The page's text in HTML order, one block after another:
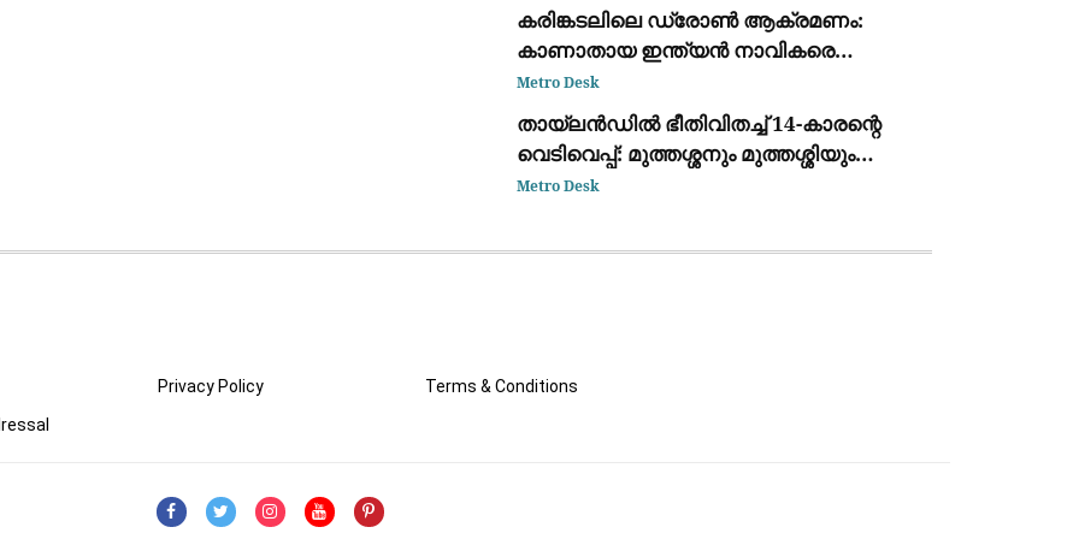
കടക്കുന്ന ദൃശ്യം പുറത്ത്: സഹോദരനും
ഭാര്യയും കസ്റ്റഡിയിൽ
കരിങ്കടലിലെ ഡ്രോൺ ആക്രമണം:
കാണാതായ ഇന്ത്യൻ നാവികരെ
കണ്ടെത്താനായില്ലെന്ന് കേന്ദ്ര സർക്കാർ
Metro Desk
തായ്‌ലൻഡിൽ ഭീതിവിതച്ച് 14-കാരന്റെ
വെടിവെപ്പ്: മുത്തശ്ശനും മുത്തശ്ശിയും
അധ്യാപകരും അടക്കം 7 പേർ
Metro Desk
Privacy Policy
Terms & Conditions